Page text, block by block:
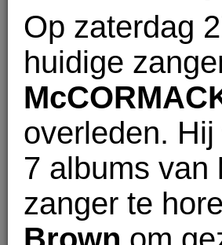
Op zaterdag
huidige
overleden.
7 albums van
zanger te